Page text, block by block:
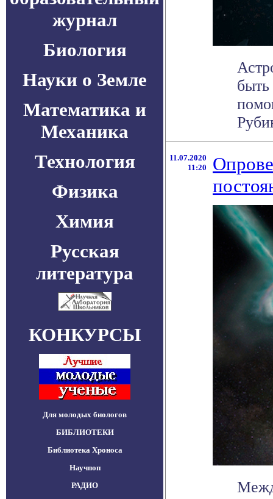
журнал
Биология
Науки о Земле
Математика и
Механика
Технология
Физика
Химия
Русская
литература
КОНКУРСЫ
Для молодых биологов
БИБЛИОТЕКИ
Библиотека Хроноса
Научпоп
РАДИО
11.07.2020
11:20